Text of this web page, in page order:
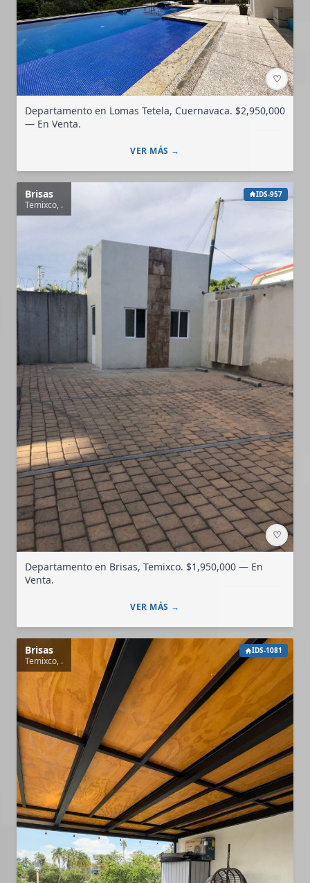
♡
Departamento en Lomas Tetela, Cuernavaca. $2,950,000
— En Venta.
VER MÁS →
Brisas
Temixco, .
IDS-957
♡
Departamento en Brisas, Temixco. $1,950,000 — En
Venta.
VER MÁS →
Brisas
Temixco, .
IDS-1081